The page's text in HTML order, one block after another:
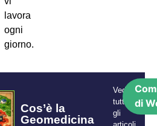
lavora
ogni
giorno.
Cos’è la
Geomedicina
Vedi
tutti
gli
di